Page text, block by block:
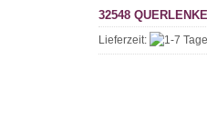
32548
Lieferzeit: